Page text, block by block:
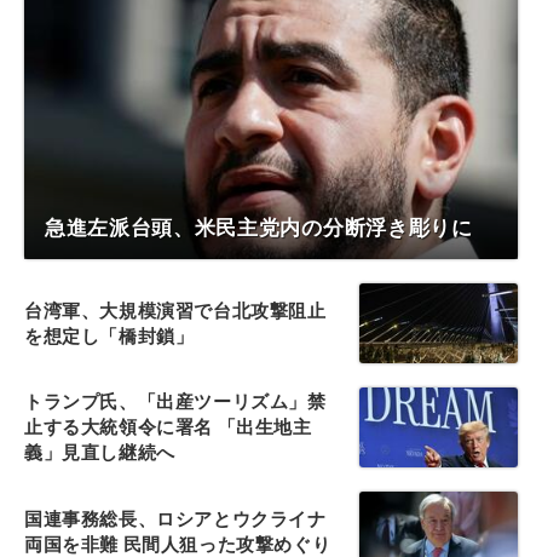
急進左派台頭、米民主党内の分断浮き彫りに
台湾軍、大規模演習で台北攻撃阻止
を想定し「橋封鎖」
トランプ氏、「出産ツーリズム」禁
止する大統領令に署名 「出生地主
義」見直し継続へ
国連事務総長、ロシアとウクライナ
両国を非難 民間人狙った攻撃めぐり